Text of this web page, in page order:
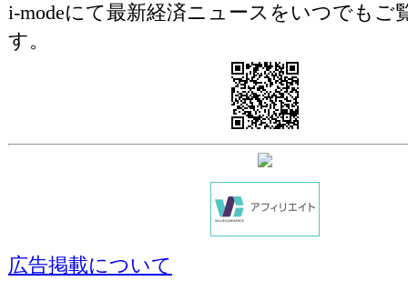
i-modeにて最新経済ニュースをいつでもご
す。
広告掲載について